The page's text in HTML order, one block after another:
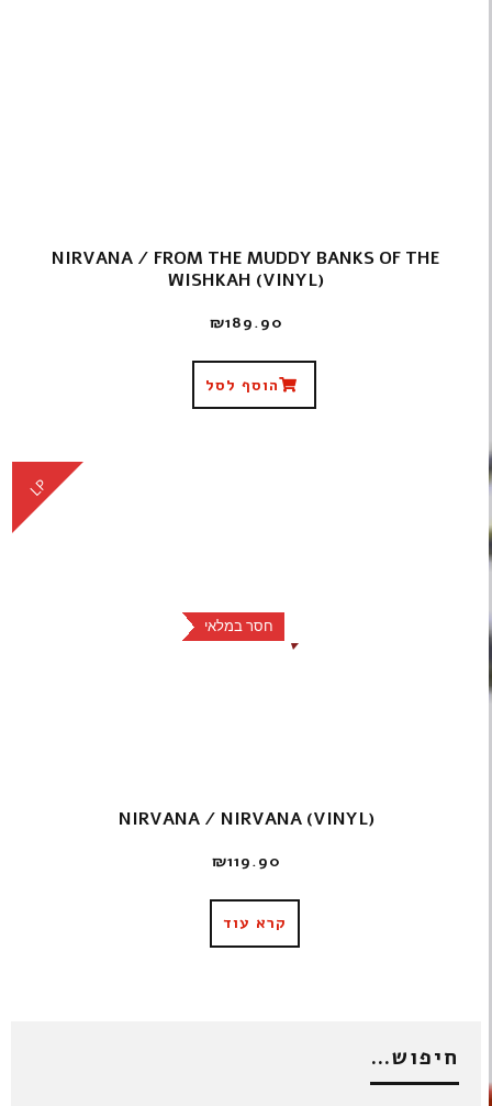
NIRVANA / FROM THE MUDDY BANKS OF THE
WISHKAH (VINYL)
₪189.90
הוסף לסל
חסר במלאי
LP
NIRVANA / NIRVANA (VINYL)
₪119.90
קרא עוד
חיפוש…